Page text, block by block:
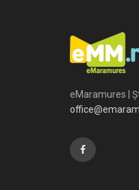
eMaramures |